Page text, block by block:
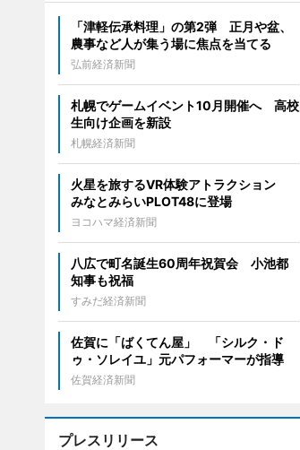
「津軽伝承料理」の第2弾 正月や盆、
農事など人が集う場に焦点を当てる
弘前経済新聞
札幌でゲームイベント10月開催へ 高校
生向け企画を新設
札幌経済新聞
火星を旅するVR体験アトラクション
みなとみらいPLOT48に登場
ヨコハマ経済新聞
八広で町名誕生60周年祝賀会 小池都
知事も祝福
すみだ経済新聞
佐賀に「ばくてん屋」 「シルク・ド
ゥ・ソレイユ」元パフォーマーが指導
佐賀経済新聞
プレスリリース